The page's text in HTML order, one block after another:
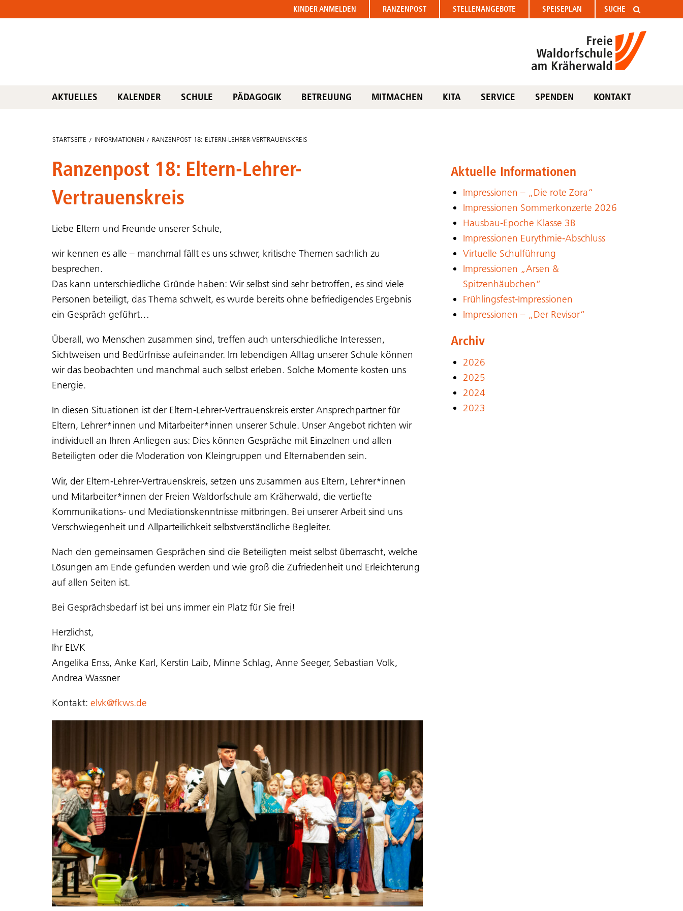
KINDERANMELDEN RANZENPOST STELLENANGEBOTE SPEISEPLAN
AKTUELLES KALENDER SCHULE PÄDAGOGIK BETREUUNG MITMACHEN KITA SERVICE SPENDEN KONTAKT
STARTSEITE INFORMATIONEN RANZENPOST 18: ELTERN-LEHRER-VERTRAUENSKREIS
Ranzenpost 18: Eltern-Lehrer-
Vertrauenskreis
Liebe Eltern und Freunde unserer Schule,
wir kennen es alle – manchmal fällt es uns schwer, kritische Themen sachlich zu
besprechen.
Das kann unterschiedliche Gründe haben: Wir selbst sind sehr betroffen, es sind viele
Personen beteiligt, das Thema schwelt, es wurde bereits ohne befriedigendes Ergebnis
ein Gespräch geführt…
Überall, wo Menschen zusammen sind, treffen auch unterschiedliche Interessen,
Sichtweisen und Bedürfnisse aufeinander. Im lebendigen Alltag unserer Schule können
wir das beobachten und manchmal auch selbst erleben. Solche Momente kosten uns
Energie.
In diesen Situationen ist der Eltern-Lehrer-Vertrauenskreis erster Ansprechpartner für
Eltern, Lehrer*innen und Mitarbeiter*innen unserer Schule. Unser Angebot richten wir
individuell an Ihren Anliegen aus: Dies können Gespräche mit Einzelnen und allen
Beteiligten oder die Moderation von Kleingruppen und Elternabenden sein.
Wir, der Eltern-Lehrer-Vertrauenskreis, setzen uns zusammen aus Eltern, Lehrer*innen
und Mitarbeiter*innen der Freien Waldorfschule am Kräherwald, die vertiefte
Kommunikations- und Mediationskenntnisse mitbringen. Bei unserer Arbeit sind uns
Verschwiegenheit und Allparteilichkeit selbstverständliche Begleiter.
Nach den gemeinsamen Gesprächen sind die Beteiligten meist selbst überrascht, welche
Lösungen am Ende gefunden werden und wie groß die Zufriedenheit und Erleichterung
auf allen Seiten ist.
Bei Gesprächsbedarf ist bei uns immer ein Platz für Sie frei!
Herzlichst,
Ihr ELVK
Angelika Enss, Anke Karl, Kerstin Laib, Minne Schlag, Anne Seeger, Sebastian Volk,
Andrea Wassner
Kontakt: elvk@fkws.de
Aktuelle Informationen
Impressionen – „Die rote Zora“
Impressionen Sommerkonzerte 2026
Hausbau-Epoche Klasse 3B
Impressionen Eurythmie-Abschluss
Virtuelle Schulführung
Impressionen „Arsen &
Spitzenhäubchen“
Frühlingsfest-Impressionen
Impressionen – „Der Revisor“
Archiv
2026
2025
2024
2023